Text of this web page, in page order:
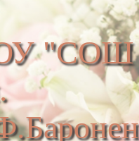
"СОШ